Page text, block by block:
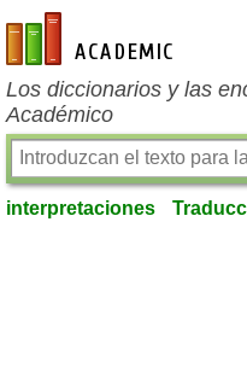
es-academic.com
Los diccionarios y las
Académico
interpretaciones